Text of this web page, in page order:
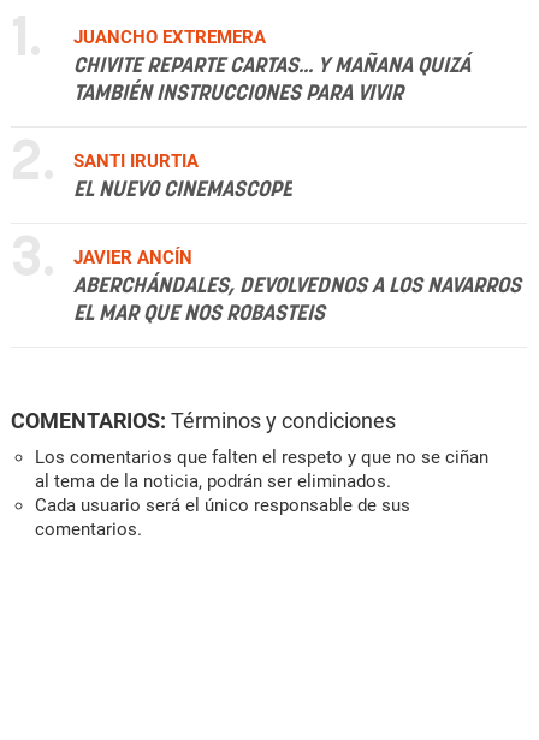
1.
JUANCHO EXTREMERA
CHIVITE REPARTE CARTAS... Y MAÑANA QUIZÁ
TAMBIÉN INSTRUCCIONES PARA VIVIR
2.
SANTI IRURTIA
EL NUEVO CINEMASCOPE
3.
JAVIER ANCÍN
ABERCHÁNDALES, DEVOLVEDNOS A LOS NAVARROS
EL MAR QUE NOS ROBASTEIS
COMENTARIOS: Términos y condiciones
Los comentarios que falten el respeto y que no se ciñan
al tema de la noticia, podrán ser eliminados.
Cada usuario será el único responsable de sus
comentarios.